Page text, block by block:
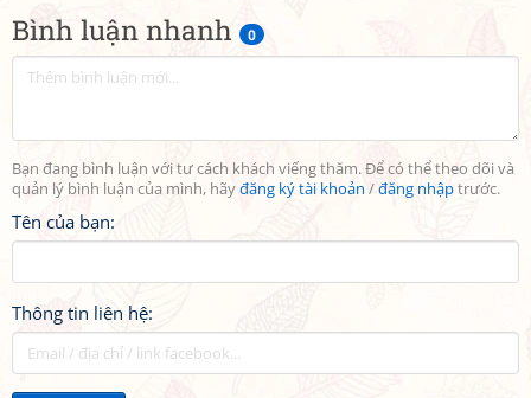
Bình luận nhanh 0
Bạn đang bình luận với tư cách khách viếng thăm. Để có thể theo dõi và
quản lý bình luận của mình, hãyđăng ký tài khoản /đăng nhậptrước.
Tên của bạn:
Thông tin liên hệ: